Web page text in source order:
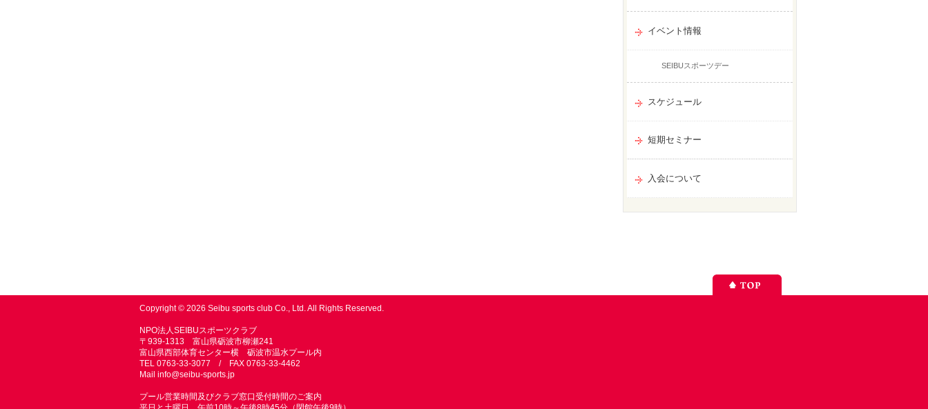
イベント情報
SEIBUスポーツデー
スケジュール
短期セミナー
入会について
Copyright © 2026 Seibu sports club Co., Ltd. All Rights Reserved.
NPO法人SEIBUスポーツクラブ
〒939-1313 富山県砺波市柳瀬241
富山県西部体育センター横 砺波市温水プール内
TEL 0763-33-3077 / FAX 0763-33-4462
Mail info@seibu-sports.jp
プール営業時間及びクラブ窓口受付時間のご案内